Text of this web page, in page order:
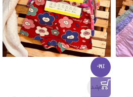
-19%
تمام‌شد